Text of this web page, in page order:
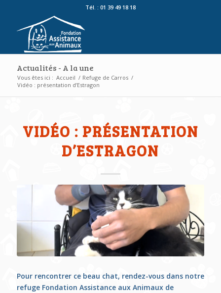
Tél. : 01 39 49 18 18
Actualités - A la une
Vous êtes ici : Accueil / Refuge de Carros /
Vidéo : présentation d’Estragon
VIDÉO : PRÉSENTATION
D’ESTRAGON
Pour rencontrer ce beau chat, rendez-vous dans notre
refuge Fondation Assistance aux Animaux de